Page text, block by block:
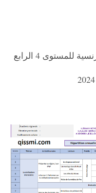
التوزيع السنوي لمادة اللغة الفرنسية للمستوى 4 الرابع